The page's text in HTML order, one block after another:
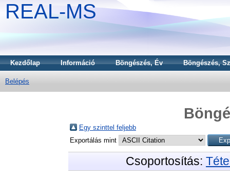
REAL-MS
Kezdőlap Információ Böngészés, Év Böngészés,
Belépés
Egy szinttel feljebb
Exportálás mint
Csoportosítás: